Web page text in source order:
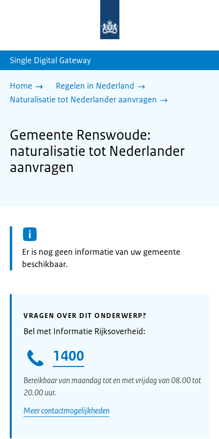
homepage
Single Digital Gateway
Home
Regelen in Nederland
Naturalisatie tot Nederlander aanvragen
Gemeente Renswoude:
naturalisatie tot Nederlander
aanvragen
Informatie:
Er is nog geen informatie van uw gemeente
beschikbaar.
VRAGEN OVER DIT ONDERWERP?
Bel met Informatie Rijksoverheid:
1400
Bereikbaar van maandag tot en met vrijdag van 08.00 tot
20.00 uur.
Meer contactmogelijkheden